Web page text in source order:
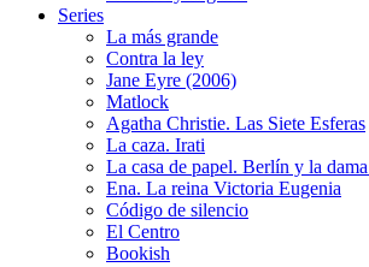
Series
La más grande
Contra la ley
Jane Eyre (2006)
Matlock
Agatha Christie. Las Siete Esferas
La caza. Irati
La casa de papel. Berlín y la
Ena. La reina Victoria Eugenia
Código de silencio
El Centro
Bookish